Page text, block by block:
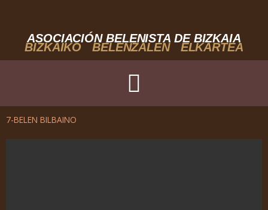
contenidoASOCIACIÓN BELENISTA DE BIZKAIA
BIZKAIKO BELENZALEN ELKARTEA
7-BELEN BILBAINO